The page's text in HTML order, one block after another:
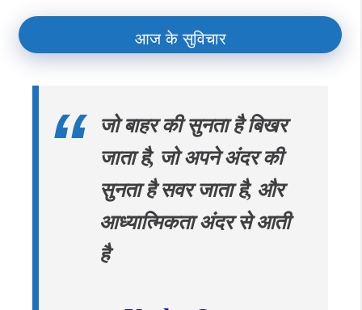
आज के सुविचार
जो बाहर की सुनता है बिखर
जाता है, जो अपने अंदर की
सुनता है सवर जाता है, और
आध्यात्मिकता अंदर से आती
है